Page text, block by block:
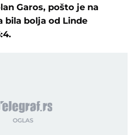
Garos, pošto je na
bila bolja od Linde